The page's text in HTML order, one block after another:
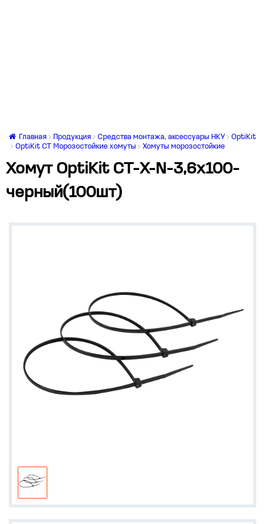
Главная Продукция Средства монтажа, аксессуары НКУ
OptiKit
OptiKit CT Морозостойкие хомуты
Хомуты морозостойкие
Хомут OptiKit CT-Х-N-3,6х100-
черный(100шт)